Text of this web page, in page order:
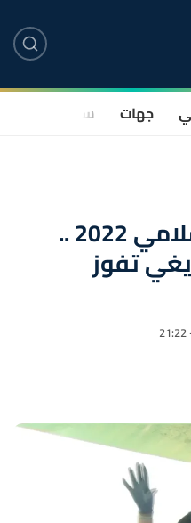
جهات سياسة
ألعاب التضامن الإسلامي 2022 ..
تفوز